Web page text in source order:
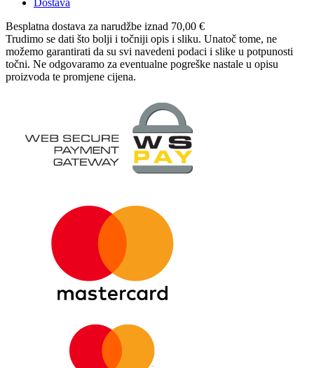
Besplatna dostava za narudžbe iznad 70,00 €
Trudimo se dati što bolji i točniji opis i sliku. Unatoč tome, ne
možemo garantirati da su svi navedeni podaci i slike u potpunosti
točni. Ne odgovaramo za eventualne pogreške nastale u opisu
proizvoda te promjene cijena.